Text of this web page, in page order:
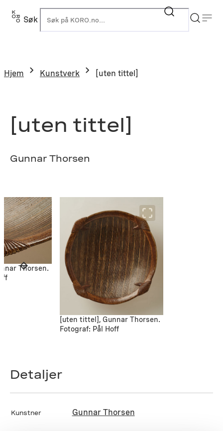
Hopp
Søk
Hjem Kunstverk [uten tittel]
[uten tittel]
Gunnar Thorsen
Thorsen.
[uten tittel], Gunnar Thorsen.
Fotograf: Pål Hoff
Detaljer
Kunstner Gunnar Thorsen